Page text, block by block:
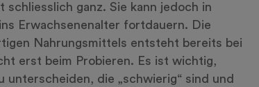
schliesslich ganz. Sie kann jedoch in
Erwachsenenalter fortdauern. Die
Nahrungsmittels entsteht bereits bei
erst beim Probieren. Es ist wichtig,
unterscheiden, die „schwierig“ sind und